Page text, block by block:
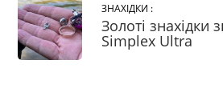
ЗНАХІДКИ :
Золоті знахідки
Simplex Ultra